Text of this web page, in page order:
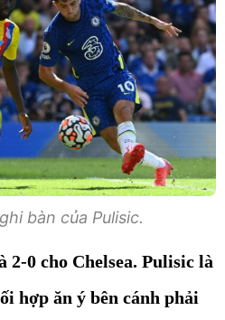
bàn của Pulisic.
2-0 cho Chelsea. Pulisic là
hợp ăn ý bên cánh phải